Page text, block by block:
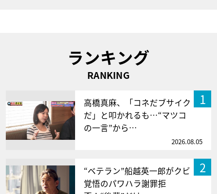
ランキング
RANKING
1
高橋真麻、「コネだブサイク
だ」と叩かれるも…“マツコ
の一言”から…
2026.08.05
2
“ベテラン”船越英一郎がクビ
覚悟のパワハラ謝罪拒